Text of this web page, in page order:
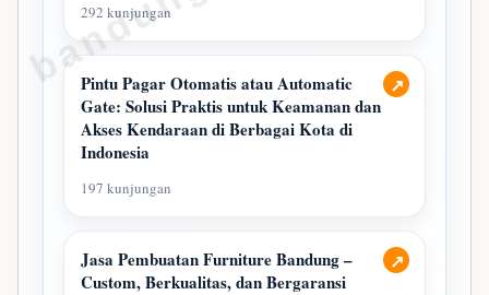
292 kunjungan
↗
Pintu Pagar Otomatis atau Automatic
Gate: Solusi Praktis untuk Keamanan dan
Akses Kendaraan di Berbagai Kota di
Indonesia
197 kunjungan
↗
Jasa Pembuatan Furniture Bandung –
Custom, Berkualitas, dan Bergaransi